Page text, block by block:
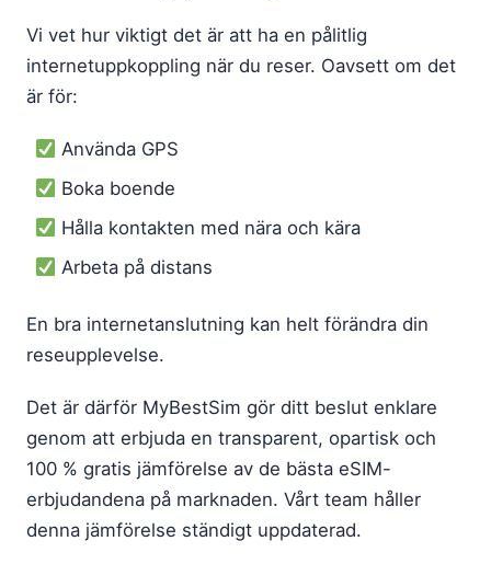
Vi vet hur viktigt det är att ha en pålitlig
internetuppkoppling när du reser. Oavsett om det
är för:
Använda GPS
Boka boende
Hålla kontakten med nära och kära
Arbeta på distans
En bra internetanslutning kan helt förändra din
reseupplevelse.
Det är därför MyBestSim gör ditt beslut enklare
genom att erbjuda en transparent, opartisk och
100 % gratis jämförelse av de bästa eSIM-
erbjudandena på marknaden. Vårt team håller
denna jämförelse ständigt uppdaterad.